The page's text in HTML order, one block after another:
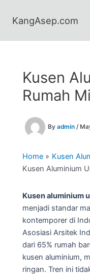
KangAsep.com
Kusen
Rumah
By admin /
Home
Kusen
Kusen Aluminium
Kusen aluminium
menjadi standar
kontemporer di
Asosiasi Arsitek
dari 65% rumah
kusen aluminium,
ringan. Tren ini